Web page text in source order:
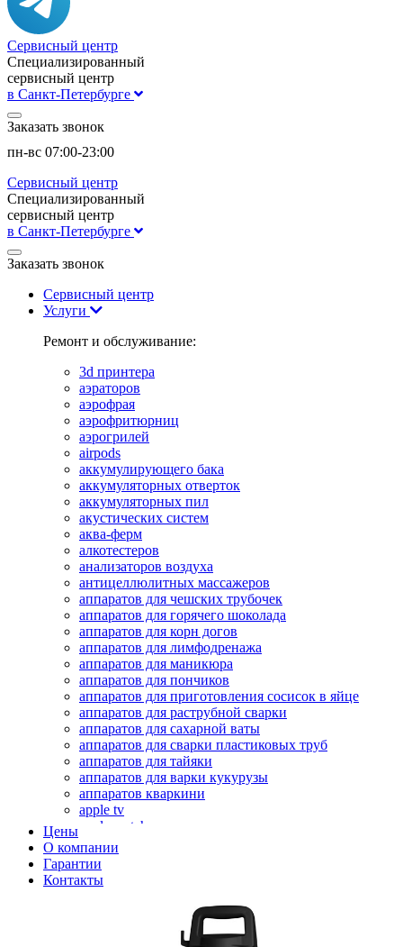
Сервисный центр
Специализированный
сервисный центр
в Санкт-Петербурге
Заказать звонок
пн-вс 07:00-23:00
Сервисный центр
Специализированный
сервисный центр
в Санкт-Петербурге
Заказать звонок
Сервисный центр
Услуги
Ремонт и обслуживание:
3d принтера
аэраторов
аэрофрая
аэрофритюрниц
аэрогрилей
airpods
аккумулирующего бака
аккумуляторных отверток
аккумуляторных пил
акустических систем
аква-ферм
алкотестеров
анализаторов воздуха
антицеллюлитных массажеров
аппаратов для чешских трубочек
аппаратов для горячего шоколада
аппаратов для корн догов
аппаратов для лимфодренажа
аппаратов для маникюра
аппаратов для пончиков
аппаратов для приготовления сосисок в яйце
аппаратов для раструбной сварки
аппаратов для сахарной ваты
аппаратов для сварки пластиковых труб
аппаратов для тайяки
аппаратов для варки кукурузы
аппаратов кваркини
apple tv
apple watch
аромадиффузоров
аромастанций
ароматизаторов воздуха
аудиоплееров
Цены
О компании
Гарантии
Контакты